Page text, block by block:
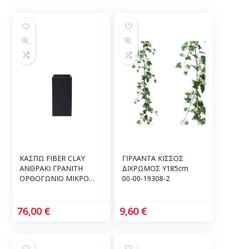
ΚΑΣΠΩ FIBER CLAY
ΑΝΘΡΑΚΙ ΓΡΑΝΙΤΗ
ΟΡΘΟΓΩΝΙΟ ΜΙΚΡΟ
76,00 €
ΓΙΡΛΑΝΤΑ ΚΙΣΣΟΣ
ΔΙΧΡΩΜΟΣ Υ185cm
00-00-19308-2
9,60 €